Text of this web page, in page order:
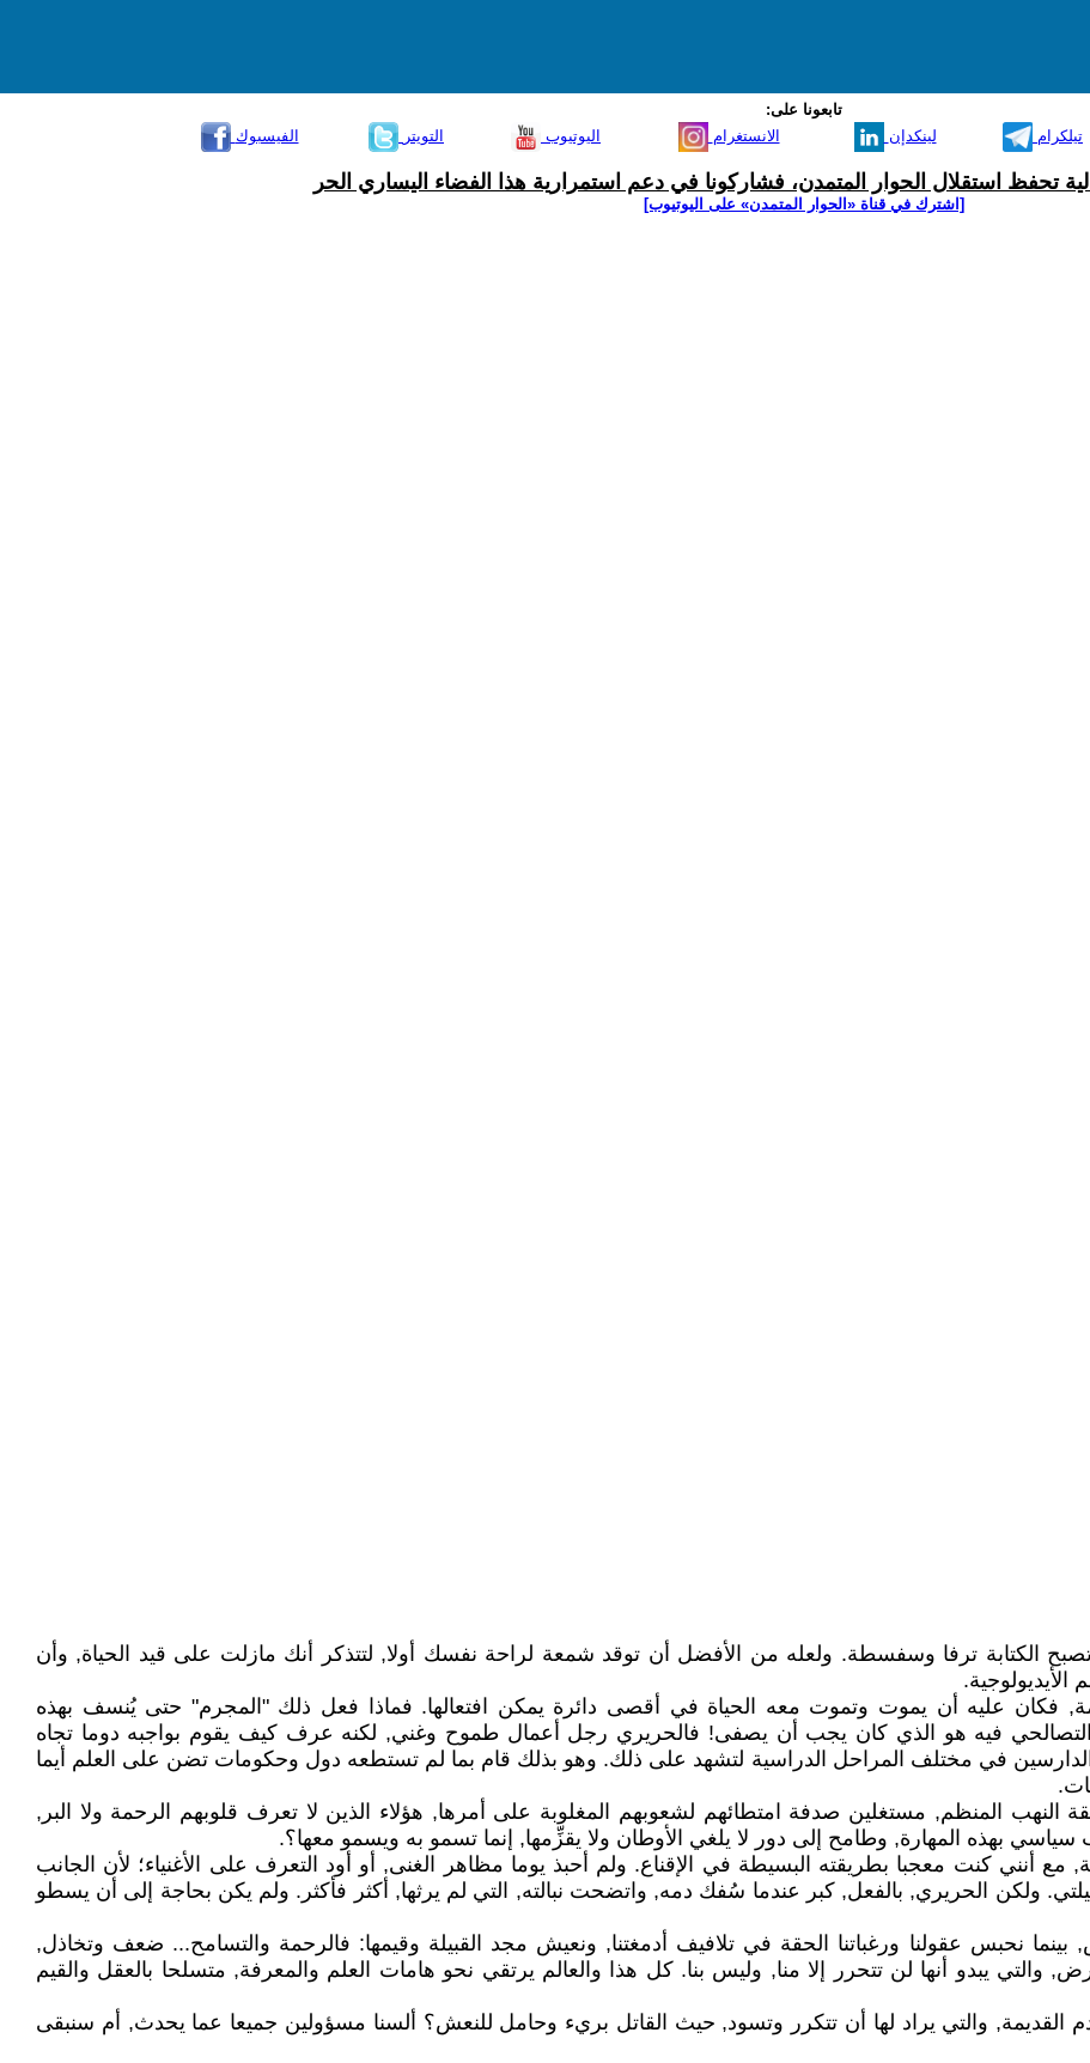
تابعونا على:
الفيسبوك
التويتر اليوتيوب الانستغرام لينكدإن تيلكرام
تحفظ استقلال الحوار المتمدن، فشاركونا في دعم استمرارية هذا الفضاء اليساري الحر
[اشترك في قناة ‫«الحوار المتمدن» على اليوتيوب]
الكتابة ترفا وسفسطة. ولعله من الأفضل أن توقد شمعة لراحة نفسك أولا, لتتذكر أنك مازلت على قيد الحياة, وأن
فكان عليه أن يموت وتموت معه الحياة في أقصى دائرة يمكن افتعالها. فماذا فعل ذلك "المجرم" حتى يُنسف بهذه
التصالحي فيه هو الذي كان يجب أن يصفى! فالحريري رجل أعمال طموح وغني, لكنه عرف كيف يقوم بواجبه دوما تجاه
في مختلف المراحل الدراسية لتشهد على ذلك. وهو بذلك قام بما لم تستطعه دول وحكومات تضن على العلم أيما
النهب المنظم, مستغلين صدفة امتطائهم لشعوبهم المغلوبة على أمرها, هؤلاء الذين لا تعرف قلوبهم الرحمة ولا البر,
سياسي بهذه المهارة, وطامح إلى دور لا يلغي الأوطان ولا يقزِّمها, إنما تسمو به ويسمو معها؟.
أنني كنت معجبا بطريقته البسيطة في الإقناع. ولم أحبذ يوما مظاهر الغنى, أو أود التعرف على الأغنياء؛ لأن الجانب
ولكن الحريري, بالفعل, كبر عندما سُفك دمه, واتضحت نبالته, التي لم يرثها, أكثر فأكثر. ولم يكن بحاجة إلى أن يسطو
نحبس عقولنا ورغباتنا الحقة في تلافيف أدمغتنا, ونعيش مجد القبيلة وقيمها: فالرحمة والتسامح... ضعف وتخاذل,
والتي يبدو أنها لن تتحرر إلا منا, وليس بنا. كل هذا والعالم يرتقي نحو هامات العلم والمعرفة, متسلحا بالعقل والقيم
القديمة, والتي يراد لها أن تتكرر وتسود, حيث القاتل بريء وحامل للنعش؟ ألسنا مسؤولين جميعا عما يحدث, أم سنبقى